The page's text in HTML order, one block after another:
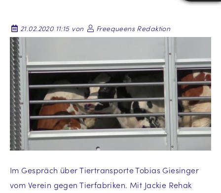
21.02.2020 11:15 von Freequeens Redaktion
Im Gespräch über Tiertransporte Tobias Giesinger
vom Verein gegen Tierfabriken. Mit Jackie Rehak